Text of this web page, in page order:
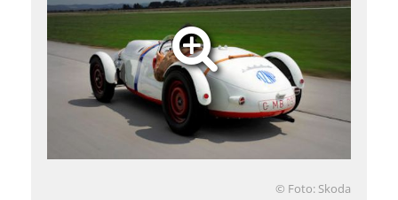
© Foto: Skoda